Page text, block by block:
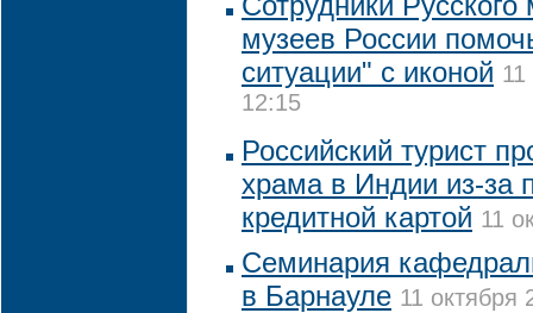
музеев России
ситуации" с иконой
12:15
Российский турист
храма в Индии из-за
кредитной картой 11
Семинария
в Барнауле 11 октября